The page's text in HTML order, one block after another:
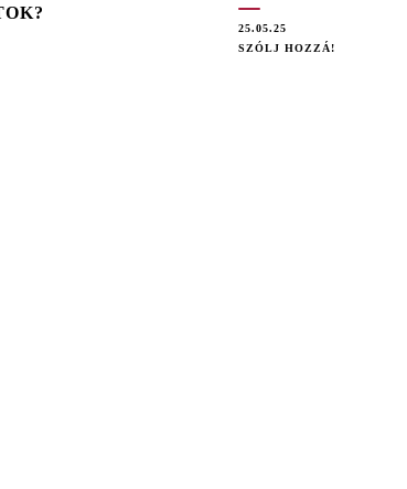
25.05.25
SZÓLJ HOZZÁ!ON